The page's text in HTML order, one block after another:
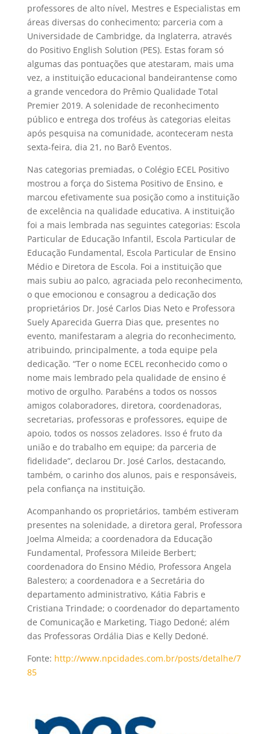
professores de alto nível, Mestres e Especialistas em
áreas diversas do conhecimento; parceria com a
Universidade de Cambridge, da Inglaterra, através
do Positivo English Solution (PES). Estas foram só
algumas das pontuações que atestaram, mais uma
vez, a instituição educacional bandeirantense como
a grande vencedora do Prêmio Qualidade Total
Premier 2019. A solenidade de reconhecimento
público e entrega dos troféus às categorias eleitas
após pesquisa na comunidade, aconteceram nesta
sexta-feira, dia 21, no Barô Eventos.
Nas categorias premiadas, o Colégio ECEL Positivo
mostrou a força do Sistema Positivo de Ensino, e
marcou efetivamente sua posição como a instituição
de excelência na qualidade educativa. A instituição
foi a mais lembrada nas seguintes categorias: Escola
Particular de Educação Infantil, Escola Particular de
Educação Fundamental, Escola Particular de Ensino
Médio e Diretora de Escola. Foi a instituição que
mais subiu ao palco, agraciada pelo reconhecimento,
o que emocionou e consagrou a dedicação dos
proprietários Dr. José Carlos Dias Neto e Professora
Suely Aparecida Guerra Dias que, presentes no
evento, manifestaram a alegria do reconhecimento,
atribuindo, principalmente, a toda equipe pela
dedicação. “Ter o nome ECEL reconhecido como o
nome mais lembrado pela qualidade de ensino é
motivo de orgulho. Parabéns a todos os nossos
amigos colaboradores, diretora, coordenadoras,
secretarias, professoras e professores, equipe de
apoio, todos os nossos zeladores. Isso é fruto da
união e do trabalho em equipe; da parceria de
fidelidade”, declarou Dr. José Carlos, destacando,
também, o carinho dos alunos, pais e responsáveis,
pela confiança na instituição.
Acompanhando os proprietários, também estiveram
presentes na solenidade, a diretora geral, Professora
Joelma Almeida; a coordenadora da Educação
Fundamental, Professora Mileide Berbert;
coordenadora do Ensino Médio, Professora Angela
Balestero; a coordenadora e a Secretária do
departamento administrativo, Kátia Fabris e
Cristiana Trindade; o coordenador do departamento
de Comunicação e Marketing, Tiago Dedoné; além
das Professoras Ordália Dias e Kelly Dedoné.
Fonte: http://www.npcidades.com.br/posts/detalhe/7
85